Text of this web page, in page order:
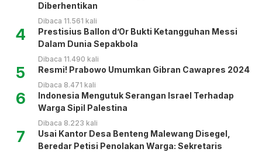
Diberhentikan
Dibaca 11.561 kali
4
Prestisius Ballon d’Or Bukti Ketangguhan Messi
Dalam Dunia Sepakbola
Dibaca 11.490 kali
5 Resmi! Prabowo Umumkan Gibran Cawapres 2024
Dibaca 8.471 kali
6
Indonesia Mengutuk Serangan Israel Terhadap
Warga Sipil Palestina
Dibaca 8.223 kali
7
Usai Kantor Desa Benteng Malewang Disegel,
Beredar Petisi Penolakan Warga: Sekretaris